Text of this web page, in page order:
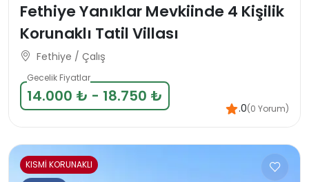
Fethiye Yanıklar Mevkiinde 4 Kişilik
Korunaklı Tatil Villası
Fethiye / Çalış
Gecelik Fiyatlar
14.000 ₺ - 18.750 ₺
.0(0 Yorum)
KISMİ KORUNAKLI